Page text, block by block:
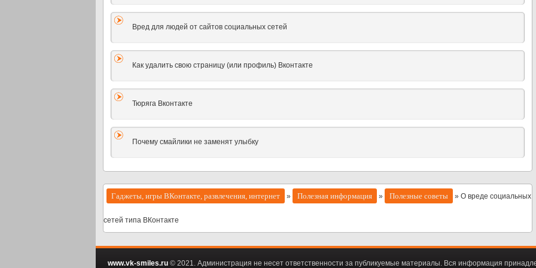
Вред для людей от сайтов социальных сетей
Как удалить свою страницу (или профиль) Вконтакте
Тюряга Вконтакте
Почему смайлики не заменят улыбку
Гаджеты, игры ВКонтакте, развлечения, интернет » Полезная информация » Полезные советы » О вреде социальных
сетей типа ВКонтакте
www.vk-smiles.ru © 2021. Администрация не несет ответственности за публикуемые материалы. Вся информация